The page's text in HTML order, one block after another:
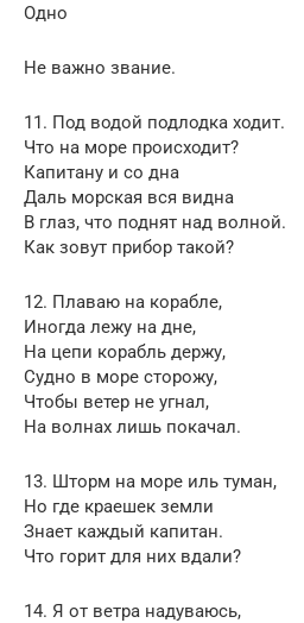
Одно
Не важно звание.
11. Под водой подлодка ходит.
Что на море происходит?
Капитану и со дна
Даль морская вся видна
В глаз, что поднят над волной.
Как зовут прибор такой?
12. Плаваю на корабле,
Иногда лежу на дне,
На цепи корабль держу,
Cудно в море сторожу,
Чтобы ветер не угнал,
На волнах лишь покачал.
13. Шторм на море иль туман,
Но где краешек земли
Знает каждый капитан.
Что горит для них вдали?
14. Я от ветра надуваюсь,